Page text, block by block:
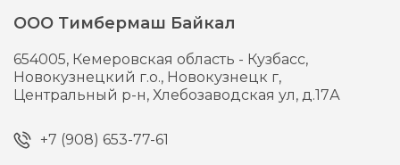
ООО Тимбермаш Байкал
654005, Кемеровская область - Кузбасс,
Новокузнецкий г.о., Новокузнецк г,
Центральный р-н, Хлебозаводская ул, д.17А
+7 (908) 653-77-61